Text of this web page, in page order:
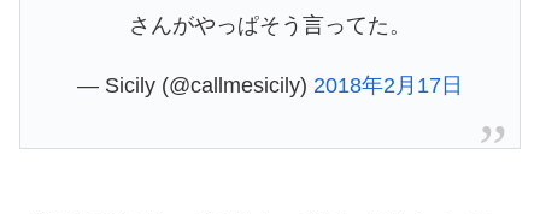
さんがやっぱそう言ってた。
— Sicily (@callmesicily) 2018年2月17日